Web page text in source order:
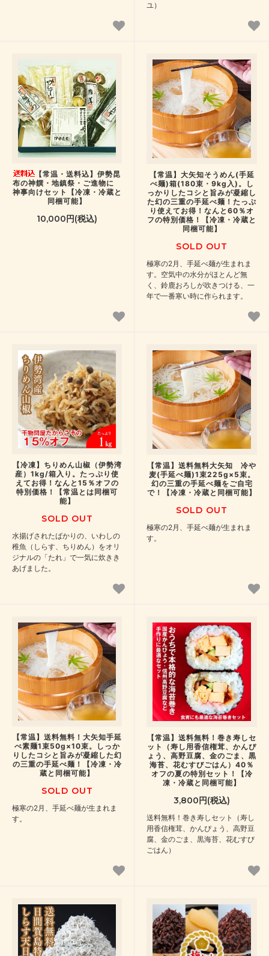
ユ）
【常温・送料込】伊勢昆
布の神饌・地鎮祭・ご進物に
神事向けセット【冷凍・冷蔵と
同梱可能】
10,000円(税込)
【常温】大矢知そうめん(手延
べ麺)箱(180束・9kg入)。し
っかりしたコシと旨みが凝縮し
た幻の三重の手延べ麺！たっぷ
り使えてお得！なんと60％オ
フの特別価格！【冷凍・冷蔵と
同梱可能】
SOLD OUT
極寒の2月、手延べ麺が生まれま
す。空気中の水分がほとんど無
く、鈴鹿おろしが吹きつける、一
年で一番寒い時に作られます。
【冷凍】ちりめん山椒（伊勢湾
産）1kg/箱入り。たっぷり使
えてお得！なんと15％オフの
特別価格！【常温とは同梱可
能】
SOLD OUT
水揚げされたばかりの、いわしの
稚魚（しらす、ちりめん）をオリ
ジナルの「たれ」で一気に炊きき
あげました。
【常温】送料無料大矢知 冷や
麦(手延べ麺)1束225g×5束。
幻の三重の手延べ麺をご自宅
で！【冷凍・冷蔵と同梱可能】
SOLD OUT
極寒の2月、手延べ麺が生まれま
す。
【常温】送料無料！大矢知手延
べ素麺1束50g×10束。しっか
りしたコシと旨みが凝縮した幻
の三重の手延べ麺！【冷凍・冷
蔵と同梱可能】
SOLD OUT
極寒の2月、手延べ麺が生まれま
す。
【常温】送料無料！巻き寿しセ
ット（寿し用香信権茸、かんぴ
ょう、高野豆腐、金のごま、黒
海苔、花むすびごはん）40％
オフの夏の特別セット！【冷
凍・冷蔵と同梱可能】
3,800円(税込)
送料無料！巻き寿しセット（寿し
用香信権茸、かんぴょう、高野豆
腐、金のごま、黒海苔、花むすび
ごはん）